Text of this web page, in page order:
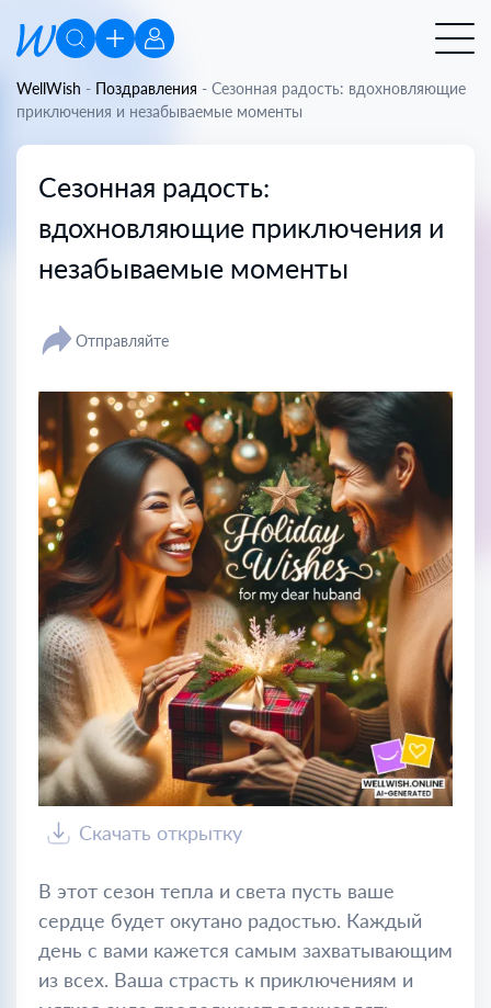
WellWish - Поздравления - Сезонная радость: вдохновляющие
приключения и незабываемые моменты
Сезонная радость:
вдохновляющие приключения и
незабываемые моменты
Отправляйте
Скачать открытку
В этот сезон тепла и света пусть ваше
сердце будет окутано радостью. Каждый
день с вами кажется самым захватывающим
из всех. Ваша страсть к приключениям и